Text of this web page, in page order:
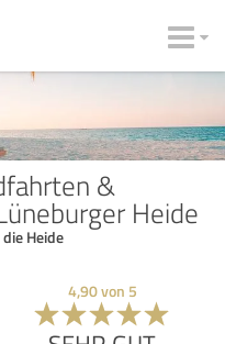
&
Heide
Heide
4,90von 5